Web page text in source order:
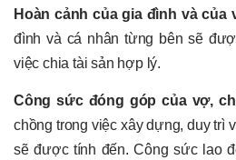
Hoàn cảnh của gia đình và của
đình và cá nhân từng bên sẽ
việc chia tài sản hợp lý.
Công sức đóng góp của vợ,
chồng trong việc xây dựng, duy trì
sẽ được tính đến. Công sức lao